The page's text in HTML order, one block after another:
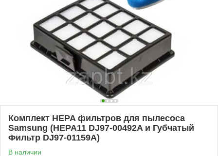
Комплект HEPA фильтров для пылесоса
Samsung (HEPA11 DJ97-00492A и Губчатый
Фильтр DJ97-01159A)
В наличии